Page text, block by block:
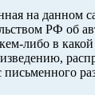
на данном
РФ об
либо в
письменного